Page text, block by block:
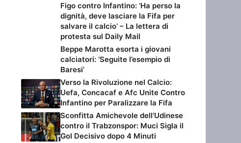
Figo contro Infantino: ‘Ha perso la
dignità, deve lasciare la Fifa per
salvare il calcio’ – La lettera di
protesta sul Daily Mail
Beppe Marotta esorta i giovani
calciatori: ‘Seguite l’esempio di
Baresi’
Verso la Rivoluzione nel Calcio:
Uefa, Concacaf e Afc Unite Contro
Infantino per Paralizzare la Fifa
Sconfitta Amichevole dell’Udinese
contro il Trabzonspor: Muci Sigla il
Gol Decisivo dopo 4 Minuti